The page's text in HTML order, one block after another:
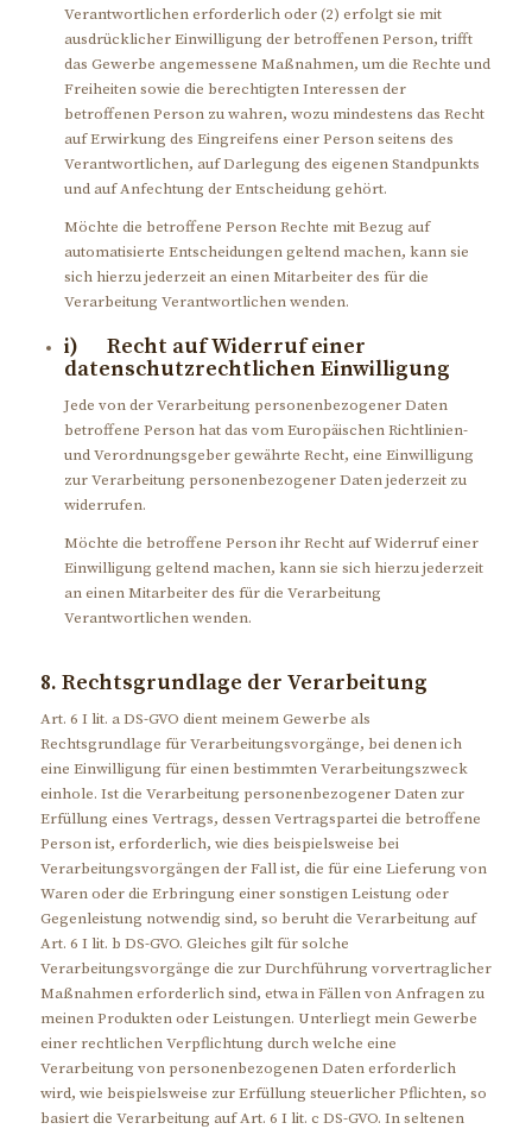
Verantwortlichen erforderlich oder (2) erfolgt sie mit
ausdrücklicher Einwilligung der betroffenen Person, trifft
das Gewerbe angemessene Maßnahmen, um die Rechte und
Freiheiten sowie die berechtigten Interessen der
betroffenen Person zu wahren, wozu mindestens das Recht
auf Erwirkung des Eingreifens einer Person seitens des
Verantwortlichen, auf Darlegung des eigenen Standpunkts
und auf Anfechtung der Entscheidung gehört.
Möchte die betroffene Person Rechte mit Bezug auf
automatisierte Entscheidungen geltend machen, kann sie
sich hierzu jederzeit an einen Mitarbeiter des für die
Verarbeitung Verantwortlichen wenden.
i) Recht auf Widerruf einer
datenschutzrechtlichen Einwilligung
Jede von der Verarbeitung personenbezogener Daten
betroffene Person hat das vom Europäischen Richtlinien-
und Verordnungsgeber gewährte Recht, eine Einwilligung
zur Verarbeitung personenbezogener Daten jederzeit zu
widerrufen.
Möchte die betroffene Person ihr Recht auf Widerruf einer
Einwilligung geltend machen, kann sie sich hierzu jederzeit
an einen Mitarbeiter des für die Verarbeitung
Verantwortlichen wenden.
8. Rechtsgrundlage der Verarbeitung
Art. 6 I lit. a DS-GVO dient meinem Gewerbe als
Rechtsgrundlage für Verarbeitungsvorgänge, bei denen ich
eine Einwilligung für einen bestimmten Verarbeitungszweck
einhole. Ist die Verarbeitung personenbezogener Daten zur
Erfüllung eines Vertrags, dessen Vertragspartei die betroffene
Person ist, erforderlich, wie dies beispielsweise bei
Verarbeitungsvorgängen der Fall ist, die für eine Lieferung von
Waren oder die Erbringung einer sonstigen Leistung oder
Gegenleistung notwendig sind, so beruht die Verarbeitung auf
Art. 6 I lit. b DS-GVO. Gleiches gilt für solche
Verarbeitungsvorgänge die zur Durchführung vorvertraglicher
Maßnahmen erforderlich sind, etwa in Fällen von Anfragen zu
meinen Produkten oder Leistungen. Unterliegt mein Gewerbe
einer rechtlichen Verpflichtung durch welche eine
Verarbeitung von personenbezogenen Daten erforderlich
wird, wie beispielsweise zur Erfüllung steuerlicher Pflichten, so
basiert die Verarbeitung auf Art. 6 I lit. c DS-GVO. In seltenen